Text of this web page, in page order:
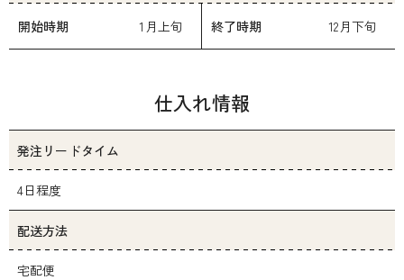
開始時期 1月上旬 終了時期 12月下旬
仕入れ情報
発注リードタイム
4日程度
配送方法
宅配便